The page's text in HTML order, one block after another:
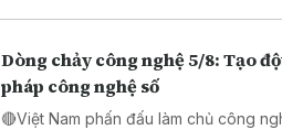
Dòng chảy công nghệ 5/8: Tạo
pháp công nghệ số
🔴Việt Nam phấn đấu làm chủ công